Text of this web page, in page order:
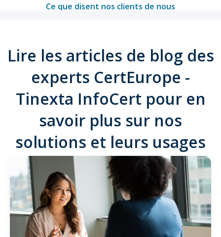
Ce que disent nos clients de nous
Lire les articles de blog des
experts CertEurope -
Tinexta InfoCert pour en
savoir plus sur nos
solutions et leurs usages